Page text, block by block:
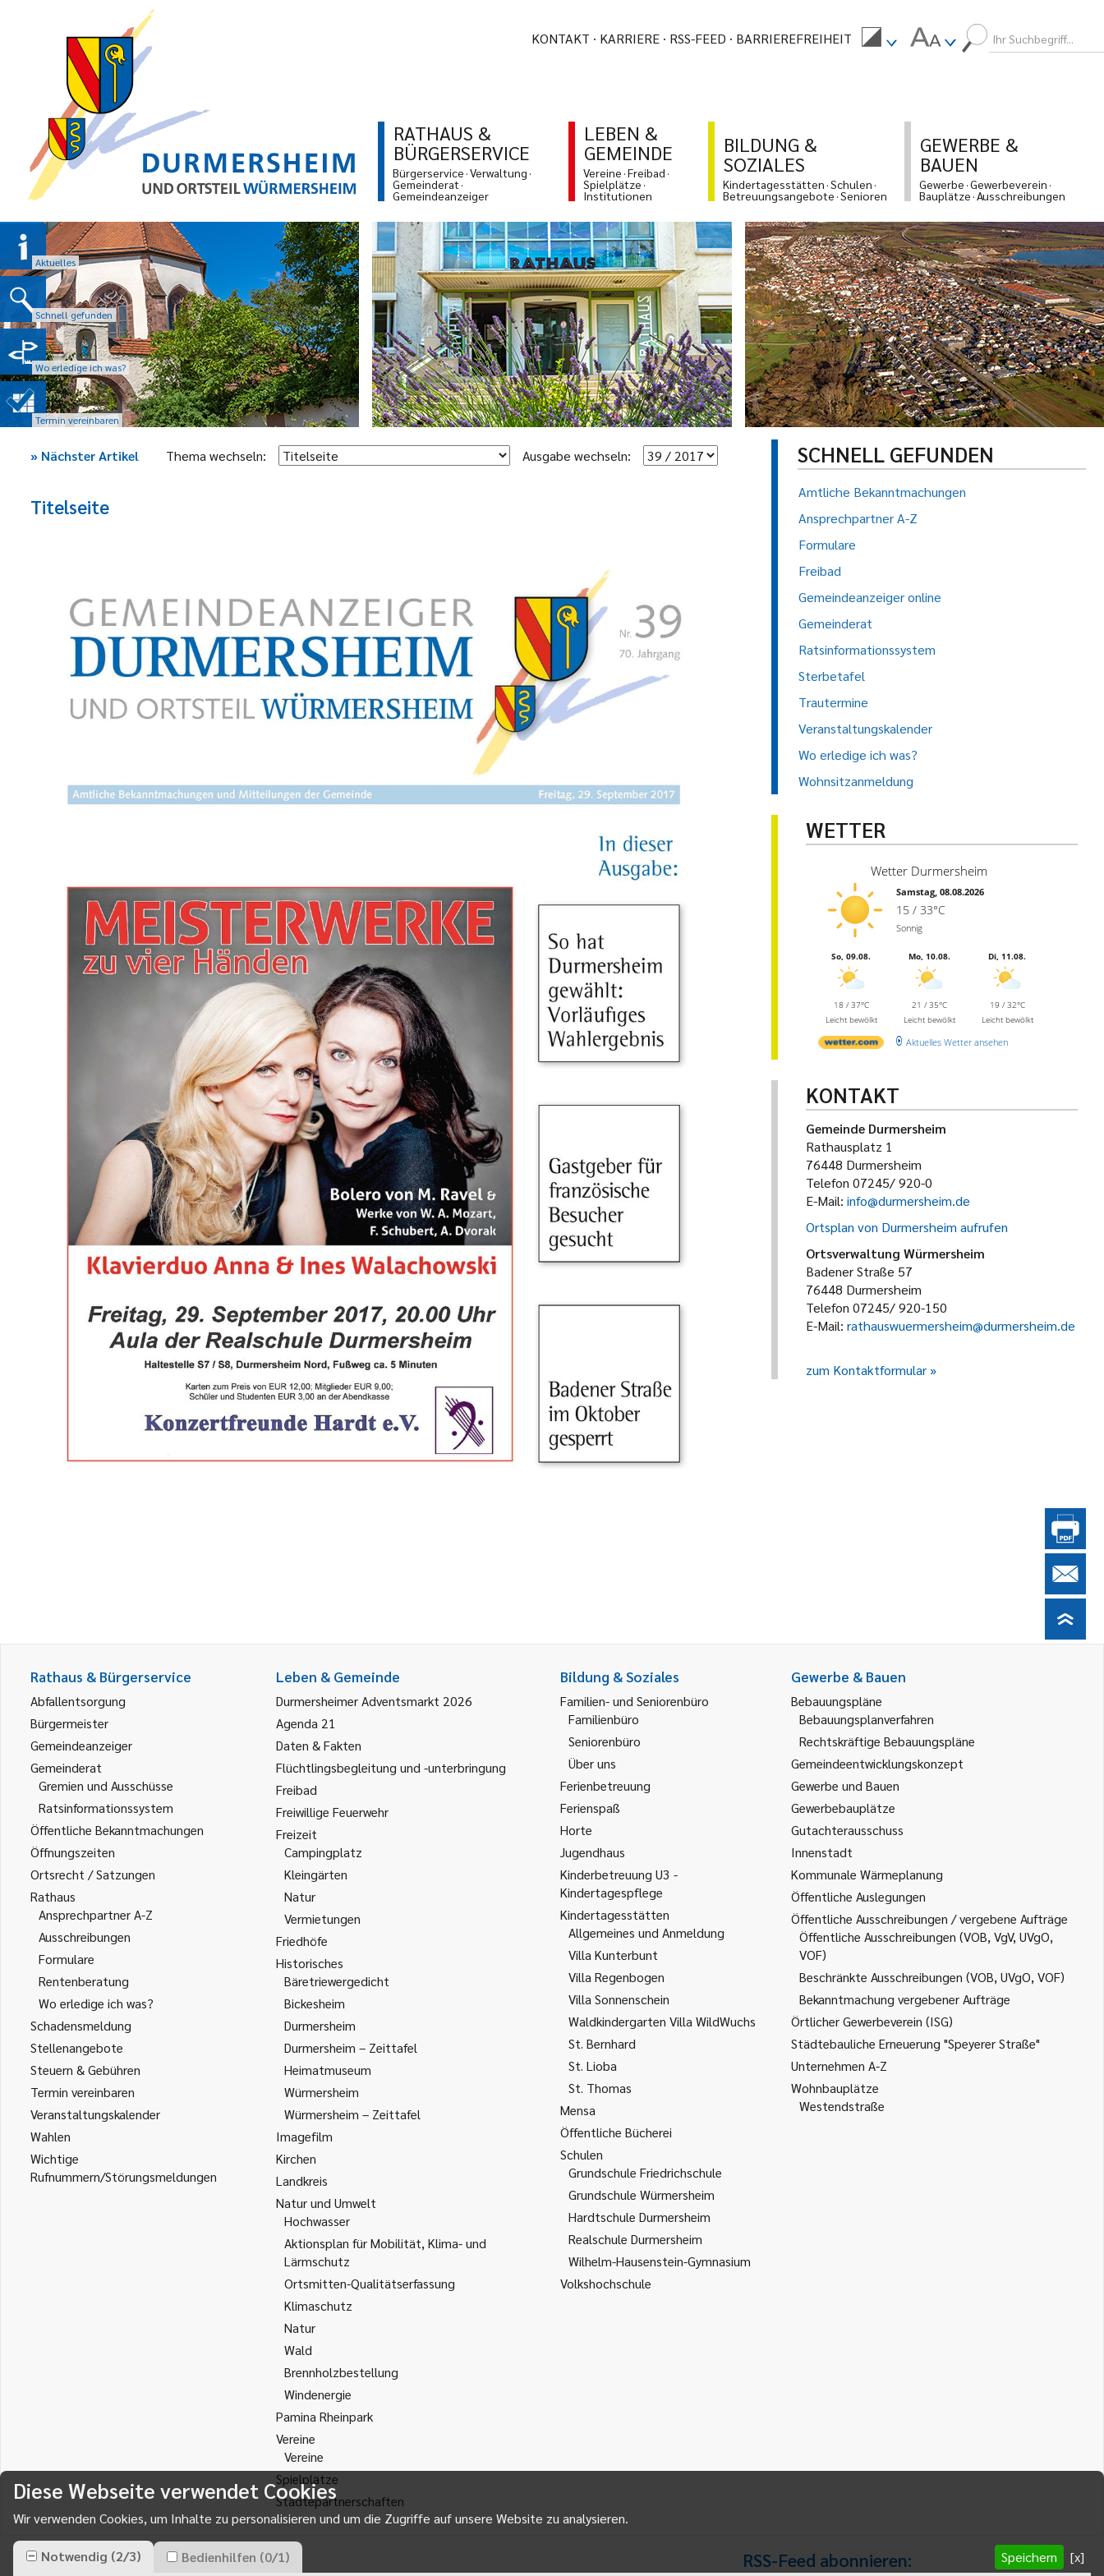
KONTAKT KARRIERE RSS-FEED BARRIEREFREIHEIT
RATHAUS &
BÜRGERSERVICE
Bürgerservice Verwaltung
Gemeinderat
Gemeindeanzeiger
LEBEN &
GEMEINDE
Vereine Freibad
Spielplätze
Institutionen
BILDUNG &
SOZIALES
Kindertagesstätten Schulen
Betreuungsangebote Senioren
GEWERBE &
BAUEN
Gewerbe Gewerbeverein
Bauplätze Ausschreibungen
Aktuelles
Schnell gefunden
Wo erledige ich was?
Termin vereinbaren
» Nächster Artikel Thema wechseln: Ausgabe wechseln:
Titelseite
SCHNELL GEFUNDEN
Amtliche Bekanntmachungen
Ansprechpartner A-Z
Formulare
Freibad
Gemeindeanzeiger online
Gemeinderat
Ratsinformationssystem
Sterbetafel
Trautermine
Veranstaltungskalender
Wo erledige ich was?
Wohnsitzanmeldung
WETTER
Wetter Durmersheim
Samstag, 08.08.2026
15 / 33°C
Sonnig
So, 09.08.
18 / 37°C
Leicht bewölkt
Mo, 10.08.
21 / 35°C
Leicht bewölkt
Di, 11.08.
19 / 32°C
Leicht bewölkt
Aktuelles Wetter ansehen
KONTAKT
Gemeinde Durmersheim
Rathausplatz 1
76448 Durmersheim
Telefon 07245/ 920-0
E-Mail: info@durmersheim.de
Ortsplan von Durmersheim aufrufen
Ortsverwaltung Würmersheim
Badener Straße 57
76448 Durmersheim
Telefon 07245/ 920-150
E-Mail: rathauswuermersheim@durmersheim.de
zum Kontaktformular
Rathaus & Bürgerservice
Abfallentsorgung
Bürgermeister
Gemeindeanzeiger
Gemeinderat
Gremien und Ausschüsse
Ratsinformationssystem
Öffentliche Bekanntmachungen
Öffnungszeiten
Ortsrecht / Satzungen
Rathaus
Ansprechpartner A-Z
Ausschreibungen
Formulare
Rentenberatung
Wo erledige ich was?
Schadensmeldung
Stellenangebote
Steuern & Gebühren
Termin vereinbaren
Veranstaltungskalender
Wahlen
Wichtige
Rufnummern/Störungsmeldungen
Leben & Gemeinde
Durmersheimer Adventsmarkt 2026
Agenda 21
Daten & Fakten
Flüchtlingsbegleitung und -unterbringung
Freibad
Freiwillige Feuerwehr
Freizeit
Campingplatz
Kleingärten
Natur
Vermietungen
Friedhöfe
Historisches
Bäretriewergedicht
Bickesheim
Durmersheim
Durmersheim – Zeittafel
Heimatmuseum
Würmersheim
Würmersheim – Zeittafel
Imagefilm
Kirchen
Landkreis
Natur und Umwelt
Hochwasser
Aktionsplan für Mobilität, Klima- und
Lärmschutz
Ortsmitten-Qualitätserfassung
Klimaschutz
Natur
Wald
Brennholzbestellung
Windenergie
Pamina Rheinpark
Vereine
Vereine
Spielplätze
Städtepartnerschaften
Bildung & Soziales
Familien- und Seniorenbüro
Familienbüro
Seniorenbüro
Über uns
Ferienbetreuung
Ferienspaß
Horte
Jugendhaus
Kinderbetreuung U3 -
Kindertagespflege
Kindertagesstätten
Allgemeines und Anmeldung
Villa Kunterbunt
Villa Regenbogen
Villa Sonnenschein
Waldkindergarten Villa WildWuchs
St. Bernhard
St. Lioba
St. Thomas
Mensa
Öffentliche Bücherei
Schulen
Grundschule Friedrichschule
Grundschule Würmersheim
Hardtschule Durmersheim
Realschule Durmersheim
Wilhelm-Hausenstein-Gymnasium
Volkshochschule
Gewerbe & Bauen
Bebauungspläne
Bebauungsplanverfahren
Rechtskräftige Bebauungspläne
Gemeindeentwicklungskonzept
Gewerbe und Bauen
Gewerbebauplätze
Gutachterausschuss
Innenstadt
Kommunale Wärmeplanung
Öffentliche Auslegungen
Öffentliche Ausschreibungen / vergebene Aufträge
Öffentliche Ausschreibungen (VOB, VgV, UVgO,
VOF)
Beschränkte Ausschreibungen (VOB, UVgO, VOF)
Bekanntmachung vergebener Aufträge
Örtlicher Gewerbeverein (ISG)
Städtebauliche Erneuerung "Speyerer Straße"
Unternehmen A-Z
Wohnbauplätze
Westendstraße
Gemeinde Durmersheim RSS-Feed abonnieren:
Diese Webseite verwendet Cookies
Wir verwenden Cookies, um Inhalte zu personalisieren und um die Zugriffe auf unsere Website zu analysieren.
Notwendig (2/3) Bedienhilfen (0/1) Speichern [x]